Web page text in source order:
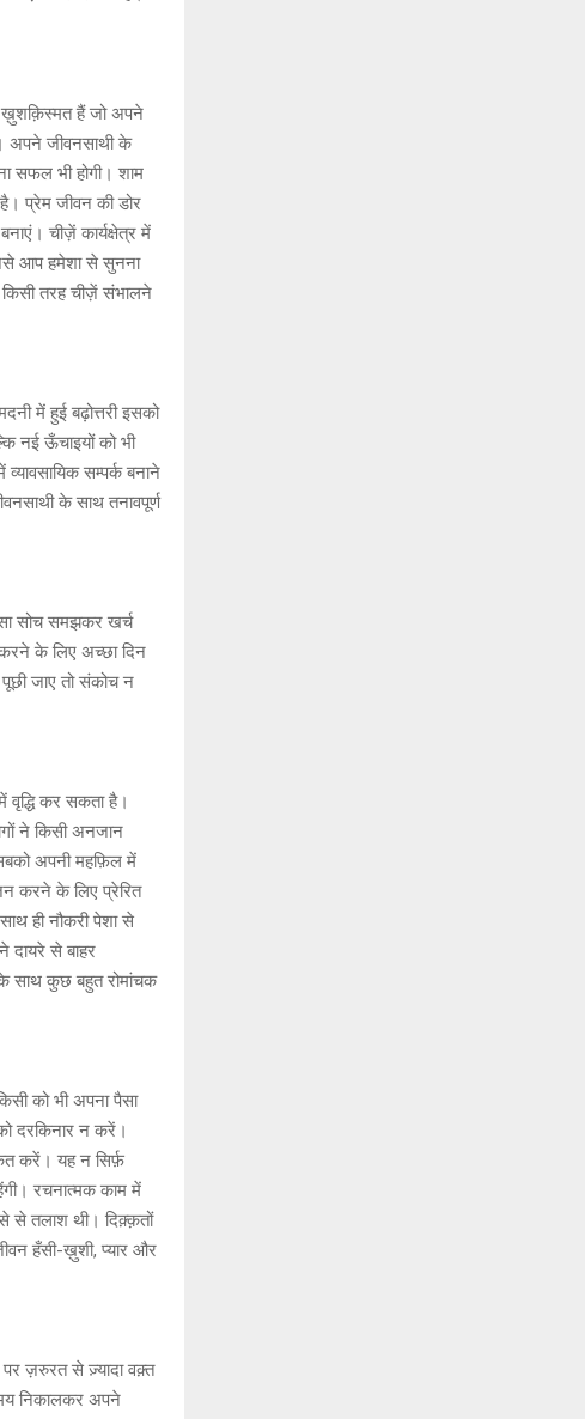
ख़ुशक़िस्मत हैं जो अपने
जीवनसाथी के
सफल भी होगी। शाम
प्रेम जीवन की डोर
चीज़ें कार्यक्षेत्र में
आप हमेशा से सुनना
तरह चीज़ें संभालने
में हुई बढ़ोत्तरी इसको
नई ऊँचाइयों को भी
सम्पर्क बनाने
के साथ तनावपूर्ण
सोच समझकर खर्च
के लिए अच्छा दिन
जाए तो संकोच न
कर सकता है।
ने किसी अनजान
अपनी महफ़िल में
करने के लिए प्रेरित
ही नौकरी पेशा से
दायरे से बाहर
साथ कुछ बहुत रोमांचक
को भी अपना पैसा
दरकिनार न करें।
करें। यह न सिर्फ़
रचनात्मक काम में
से तलाश थी। दिक़्क़तों
हँसी-ख़ुशी, प्यार और
ज़रुरत से ज़्यादा वक़्त
निकालकर अपने